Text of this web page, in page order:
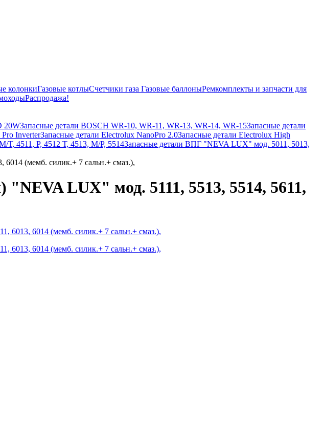
колонкиГазовые котлыСчетчики газа Газовые баллоныРемкомплекты и запчасти для
Распродажа!
20WЗапасные детали BOSCH WR-10, WR-11, WR-13, WR-14, WR-15Запасные детали
InverterЗапасные детали Electrolux NanoPro 2.0Запасные детали Electrolux High
Т, 4511, P, 4512 Т, 4513, М/Р, 5514Запасные детали ВПГ "NEVA LUX" мод. 5011, 5013,
6014 (мемб. силик.+ 7 сальн.+ смаз.),
"NEVA LUX" мод. 5111, 5513, 5514, 5611,